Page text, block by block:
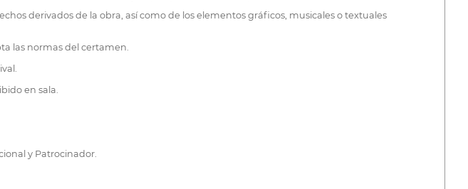
derivados de la obra, así como de los elementos gráficos, musicales o textuales
las normas del certamen.
en sala.
y Patrocinador.